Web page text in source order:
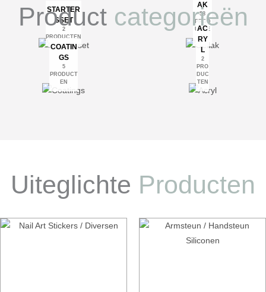
Product categorieën
STARTER
SSET
2
PRODUCTEN
AK
58
PROD
UCTE
N
COATIN
GS
5
PRODUCT
EN
AC
RY
L
2
PRO
DUC
TEN
Uiteglichte Producten